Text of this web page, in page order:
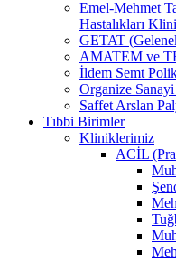
Emel-Mehmet
Hastalıkları
GETAT
AMATEM ve
İldem Semt
Organize
Saffet Arslan
Tıbbi Birimler
Kliniklerimiz
ACİL